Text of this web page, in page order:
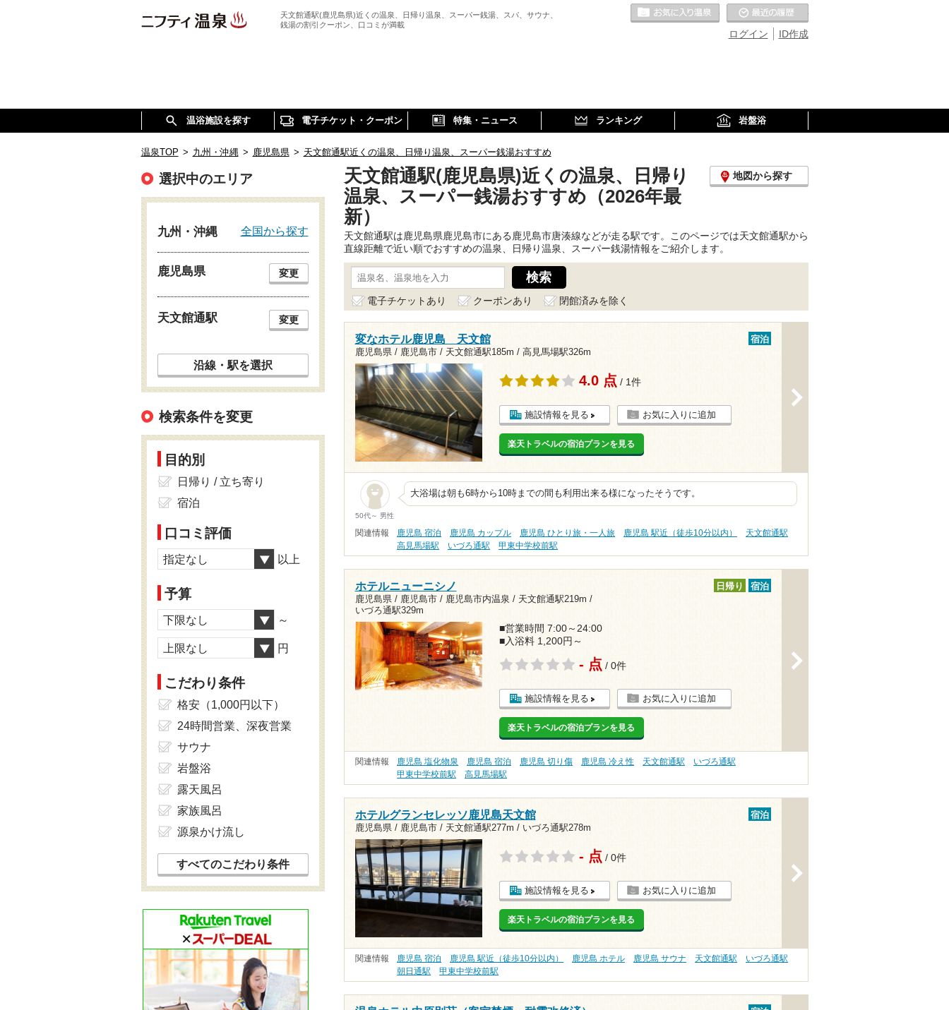
天文館通駅(鹿児島県)近くの温泉、日帰り温泉、スーパー銭湯、スパ、サウナ、
銭湯の割引クーポン、口コミが満載
ID作成
ログイン
お気に入りの温泉
温浴施設を探す 電子チケット・クーポン 特集・ニュース ランキング 岩盤浴
温泉TOP > 九州・沖縄 > 鹿児島県 > 天文館通駅近くの温泉、日帰り温泉、スーパー銭湯おすすめ
天文館通駅(鹿児島県)近くの温泉、日帰り
温泉、スーパー銭湯おすすめ（2026年最
新）
地図から探す
天文館通駅は鹿児島県鹿児島市にある鹿児島市唐湊線などが走る駅です。このページでは天文館通駅から
直線距離で近い順でおすすめの温泉、日帰り温泉、スーパー銭湯情報をご紹介します。
電子チケットあり クーポンあり 閉館済みを除く
変なホテル鹿児島 天文館
鹿児島県 / 鹿児島市 / 天文館通駅185m / 高見馬場駅326m
宿泊
4.0 点 / 1件
施設情報を見る お気に入りに追加
楽天トラベルの宿泊プランを見る
50代～ 男性
大浴場は朝も6時から10時までの間も利用出来る様になったそうです。
関連情報 鹿児島 宿泊 鹿児島 カップル 鹿児島 ひとり旅・一人旅 鹿児島 駅近（徒歩10分以内）
天文館通駅
高見馬場駅
いづろ通駅 甲東中学校前駅
ホテルニューニシノ
鹿児島県 / 鹿児島市 / 鹿児島市内温泉 / 天文館通駅219m /
いづろ通駅329m
日帰り 宿泊
■営業時間 7:00～24:00
■入浴料 1,200円～
- 点 / 0件
施設情報を見る お気に入りに追加
楽天トラベルの宿泊プランを見る
関連情報 鹿児島 塩化物泉 鹿児島 宿泊 鹿児島 切り傷 鹿児島 冷え性 天文館通駅
いづろ通駅
甲東中学校前駅
高見馬場駅
ホテルグランセレッソ鹿児島天文館
鹿児島県 / 鹿児島市 / 天文館通駅277m / いづろ通駅278m
宿泊
- 点 / 0件
施設情報を見る お気に入りに追加
楽天トラベルの宿泊プランを見る
関連情報 鹿児島 宿泊 鹿児島 駅近（徒歩10分以内） 鹿児島 ホテル 鹿児島 サウナ 天文館通駅
いづろ通駅
朝日通駅
甲東中学校前駅
選択中のエリア
九州・沖縄 全国から探す
鹿児島県 変更
天文館通駅 変更
沿線・駅を選択
検索条件を変更
目的別
日帰り / 立ち寄り
宿泊
口コミ評価
指定なし 以上
予算
下限なし ～
上限なし 円
こだわり条件
格安（1,000円以下）
24時間営業、深夜営業
サウナ
岩盤浴
露天風呂
家族風呂
源泉かけ流し
すべてのこだわり条件